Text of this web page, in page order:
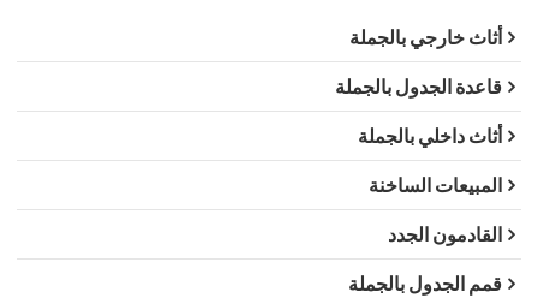
أثاث خارجي بالجملة
قاعدة الجدول بالجملة
أثاث داخلي بالجملة
المبيعات الساخنة
القادمون الجدد
قمم الجدول بالجملة